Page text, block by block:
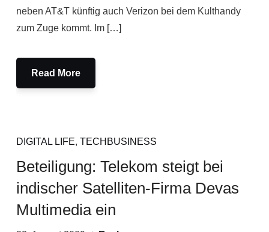
neben AT&T künftig auch Verizon bei dem Kulthandy
zum Zuge kommt. Im […]
Read More
DIGITAL LIFE, TECHBUSINESS
Beteiligung: Telekom steigt bei
indischer Satelliten-Firma Devas
Multimedia ein